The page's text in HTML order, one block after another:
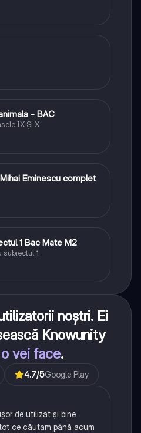
- BAC
IX Şi X
Eminescu complet
1 Bac Mate M2
subiectul 1
noștri. Ei
Knowunity
vei face.
4.7/5Google Play
de utilizat și bine
ce căutam până acum